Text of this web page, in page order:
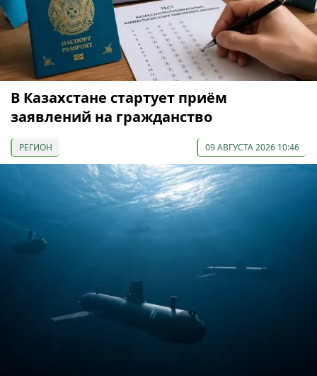
В Казахстане стартует приём
заявлений на гражданство
РЕГИОН 09 АВГУСТА 2026 10:46